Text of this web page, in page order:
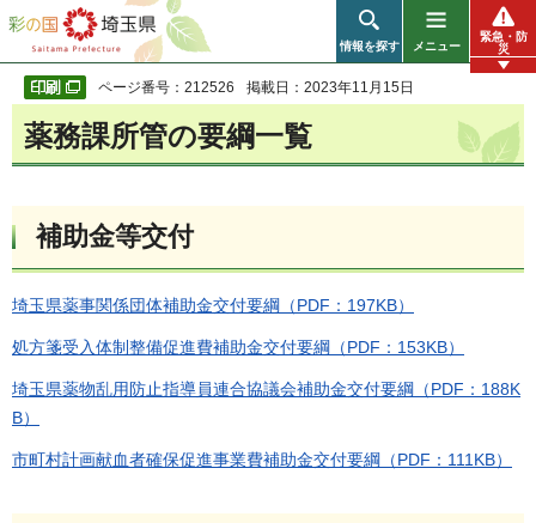
彩の国 埼玉県
情報を探す メニュー
緊急・防
災
ページ番号：212526 掲載日：2023年11月15日
薬務課所管の要綱一覧
補助金等交付
埼玉県薬事関係団体補助金交付要綱（PDF：197KB）
処方箋受入体制整備促進費補助金交付要綱（PDF：153KB）
埼玉県薬物乱用防止指導員連合協議会補助金交付要綱（PDF：188K
B）
市町村計画献血者確保促進事業費補助金交付要綱（PDF：111KB）